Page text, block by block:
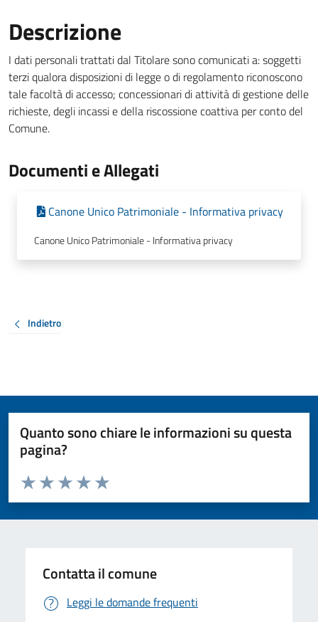
Descrizione
I dati personali trattati dal Titolare sono comunicati a: soggetti
terzi qualora disposizioni di legge o di regolamento riconoscono
tale facoltà di accesso; concessionari di attività di gestione delle
richieste, degli incassi e della riscossione coattiva per conto del
Comune.
Documenti e Allegati
Canone Unico Patrimoniale - Informativa privacy
Canone Unico Patrimoniale - Informativa privacy
Indietro
Quanto sono chiare le informazioni su questa
pagina?
Valuta da 1 a 5 stelle la pagina
Valuta 5 stelle su 5
Valuta 4 stelle su 5
Valuta 3 stelle su 5
Valuta 2 stelle su 5
Valuta 1 stelle su 5
Contatta il comune
Leggi le domande frequenti